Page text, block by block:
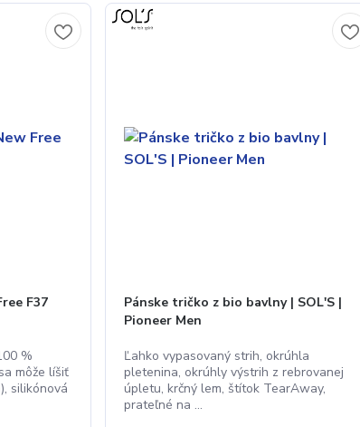
F37
%
môže líšiť
silikónová
Pánske tričko z bio bavlny | SOL'S |
Pioneer Men
Ľahko vypasovaný strih, okrúhla
pletenina, okrúhly výstrih z rebrovanej
úpletu, krčný lem, štítok TearAway,
prateľné na ...